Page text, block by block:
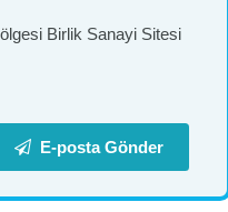
Birlik Sanayi Sitesi
E-posta Gönder